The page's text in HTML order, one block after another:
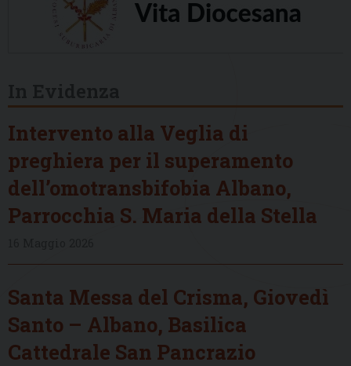
Intervento alla Veglia di
preghiera per il superamento
dell’omotransbifobia Albano,
Parrocchia S. Maria della Stella
Santa Messa del Crisma, Giovedì
Santo – Albano, Basilica
Cattedrale San Pancrazio